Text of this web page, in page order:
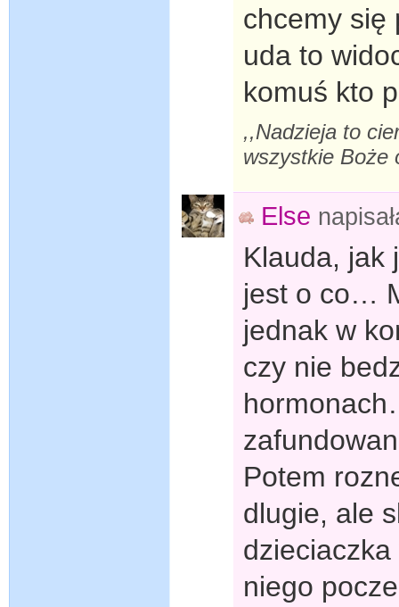
chcemy się
uda to
komuś kto
,,Nadzieja to
wszystkie
Else
Klauda, jak
jest o co…
jednak w
czy nie
Potem
dlugie, ale
niego